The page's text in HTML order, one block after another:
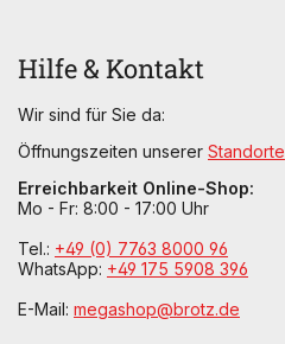
Hilfe & Kontakt
Wir sind für Sie da:
Öffnungszeiten unserer Standorte
Erreichbarkeit Online-Shop:
Mo - Fr: 8:00 - 17:00 Uhr
Tel.: +49 (0) 7763 8000 96
WhatsApp: +49 175 5908 396
E-Mail: megashop@brotz.de